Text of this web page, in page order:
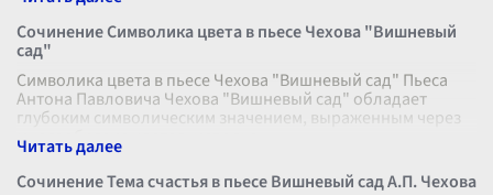
Сочинение Символика цвета в пьесе Чехова "Вишневый
сад"
Символика цвета в пьесе Чехова "Вишневый сад" Пьеса
Антона Павловича Чехова "Вишневый сад" обладает
глубоким символическим значением, выраженным через
многообразие цветов, использ
Сочинение Тема счастья в пьесе Вишневый сад А.П. Чехова